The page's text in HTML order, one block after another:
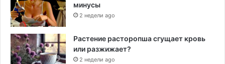
минусы
2 недели ago
Растение расторопша сгущает кровь
или разжижает?
2 недели ago